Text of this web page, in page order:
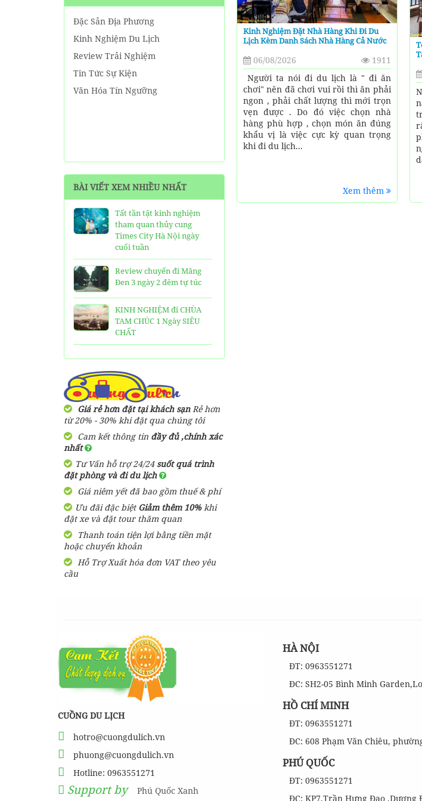
Đặc Sản Địa Phương
Kinh Nghiệm Du Lịch
Review Trải Nghiệm
Tin Tức Sự Kiện
Văn Hóa Tín Ngưỡng
BÀI VIẾT XEM NHIỀU NHẤT
Tất tần tật kinh nghiệm
tham quan thủy cung
Times City Hà Nội ngày
cuối tuần
Review chuyến đi Măng
Đen 3 ngày 2 đêm tự túc
KINH NGHIỆM đi CHÙA
TAM CHÚC 1 Ngày SIÊU
CHẤT
25 Ngôi Chùa ở Sài Gòn
TOP 16 địa điểm du lịch
HẤP DẪN nhất việt nam:
Bạn đã đi được những nơi
cáp treo Núi Bà Đen Tây
Ninh
HƯỚNG DẪN đi du lịch
TAM ĐẢO chi tiết kèm
thông tin liên hệ
SHARE Cẩm nang du lịch
Măng Đen tự túc từ A-Z
Vịnh Hạ Long trên cạn ở
Tây Nguyên
Giá rẻ hơn đặt tại khách sạnRẻ hơn
từ 20% - 30% khi đặt qua chúng tôi
Cam kết thông tin đầy đủ ,chính xác
nhất
Tư Vấn hỗ trợ 24/24 suốt quá trình
đặt phòng và đi du lịch
Giá niêm yết đã bao gồm thuế & phí
Ưu đãi đặc biệtGiảm thêm 10%khi
đặt xe và đặt tour thăm quan
Thanh toán tiện lợi bằng tiền mặt
hoặc chuyển khoản
Hỗ Trợ Xuất hóa đơn VAT theo yêu
cầu
Kinh Nghiệm Đặt Nhà Hàng Khi Đi Du
Lịch Kèm Danh Sách Nhà Hàng Cả Nước
06/08/2026
1911
Người ta nói đi du lịch là " đi ăn
chơi" nên đã chơi vui rồi thì ăn phải
ngon , phải chất lượng thì mới trọn
vẹn được . Do đó việc chọn nhà
hàng phù hợp , chọn món ăn đúng
khẩu vị là việc cực kỳ quan trọng
khi đi du lịch...
Xem thêm
CUỒNG DU LỊCH
hotro@cuongdulich.vn
phuong@cuongdulich.vn
Hotline: 0963551271
Support by Phú Quốc Xanh
HÀ NỘI
ĐT: 0963551271
ĐC: SH2-05 Bình Minh
HỒ CHÍ MINH
ĐT: 0963551271
ĐC: 608 Phạm Văn Chiêu,
PHÚ QUỐC
ĐT: 0963551271
ĐC: KP7,Trần Hưng Đạo ,Dương